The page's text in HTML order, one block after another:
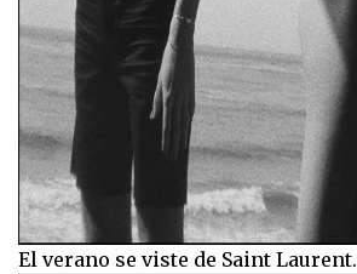
El verano se viste de Saint Laurent.